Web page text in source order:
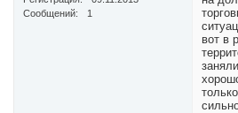
Сообщений
1
вот в